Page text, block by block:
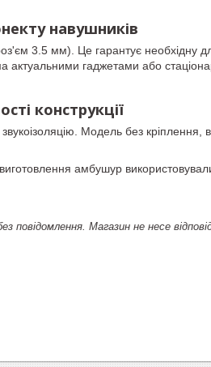
навушників
3.5 мм). Це гарантує необхідну
актуальними гаджетами або
конструкції
Модель без
амбушур
Магазин не несе